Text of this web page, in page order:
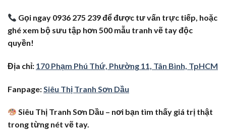
Gọi ngay 0936 275 239 để được tư vấn trực tiếp, hoặc
ghé xem bộ sưu tập hơn 500 mẫu tranh vẽ tay độc
quyền!
Địa chỉ: 170 Phạm Phú Thứ, Phường 11, Tân Bình, TpHCM
Fanpage: Siêu Thị Tranh Sơn Dầu
Siêu Thị Tranh Sơn Dầu – nơi bạn tìm thấy giá trị thật
trong từng nét vẽ tay.